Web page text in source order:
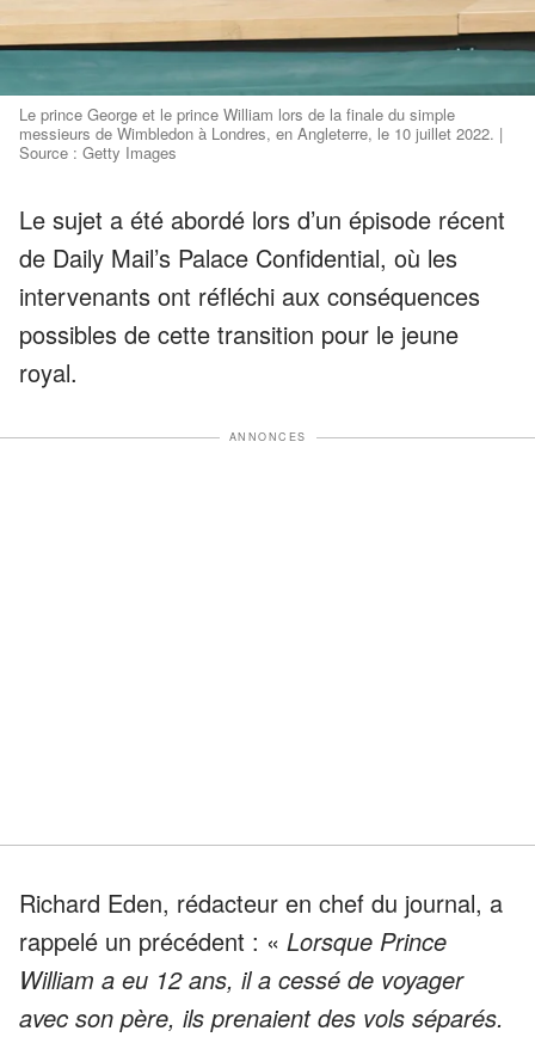
Le prince George et le prince William lors de la finale du simple
messieurs de Wimbledon à Londres, en Angleterre, le 10 juillet 2022. |
Source : Getty Images
Le sujet a été abordé lors d’un épisode récent
de Daily Mail’s Palace Confidential, où les
intervenants ont réfléchi aux conséquences
possibles de cette transition pour le jeune
royal.
ANNONCES
Richard Eden, rédacteur en chef du journal, a
rappelé un précédent : « Lorsque Prince
William a eu 12 ans, il a cessé de voyager
avec son père, ils prenaient des vols séparés.